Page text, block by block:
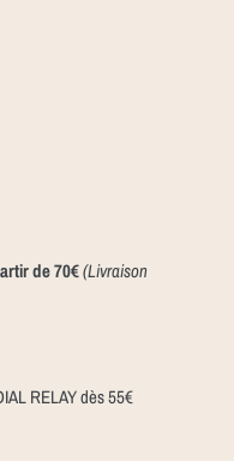
de 70€(Livraison
RELAY dès 55€